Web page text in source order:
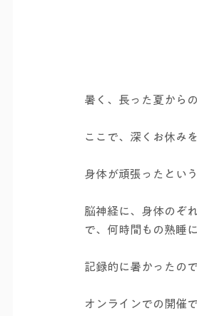
暑く、長った夏から
ここで、深くお休み
身体が頑張ったとい
脳神経に、身体のぞ
で、何時間もの熟睡
記録的に暑かったの
オンラインでの開催で